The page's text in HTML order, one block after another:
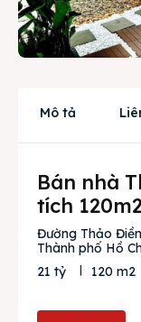
Cho thuê
Liên hệ
Mô tả
Bán nhà
tích
Đường Thảo
Thành phố Hồ
21 tỷ
120 m2